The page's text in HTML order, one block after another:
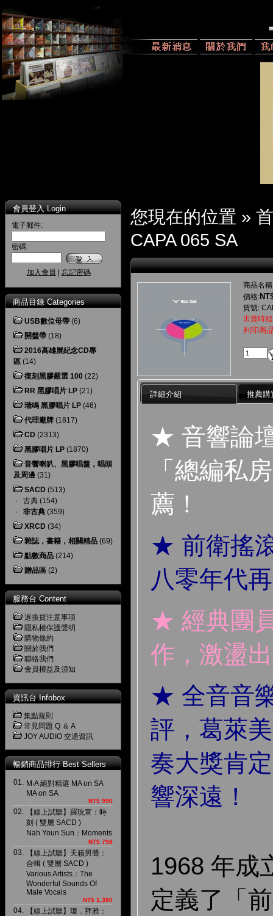
會員登入 Login
電子郵件:
密碼:
加入會員 忘記密碼
商品目錄 Categories
USB數位母帶 (6)
開盤帶 (18)
2016高雄展紀念CD專
區 (14)
復刻黑膠嚴選 100 (22)
RR 黑膠唱片 LP (21)
瑞鳴 黑膠唱片 LP (46)
代理廠牌 (1817)
CD (2313)
黑膠唱片 LP (1870)
音響喇叭、黑膠唱盤，唱頭
及周邊 (31)
SACD (513)
- 古典 (154)
- 非古典 (359)
XRCD (34)
雜誌，書籍，相關精品 (69)
點數商品 (214)
贈品區 (2)
服務台 Content
退換貨注意事項
隱私權保護聲明
購物條約
關於我們
聯絡我們
會員權益及須知
資訊台 Infobox
集點規則
常見問題 Q ＆ A
JOY AUDIO 交通資訊
暢銷商品排行 Best Sellers
01. M‧A 絕對精選 MA on SA
MA on SA
NT$ 990
02.
【線上試聽】羅玧宣：時
刻 ( 雙層 SACD )
Nah Youn Sun：Moments
NT$ 798
03.
【線上試聽】天籟男聲：
合輯 ( 雙層 SACD )
Various Artists：The
Wonderful Sounds Of
Male Vocals
NT$ 1,380
04.
【線上試聽】瓊．拜雅：
您現在的位置 »
CAPA 065 SA
商品名
價格:
貨號:
出貨時
列印商
詳細介紹 推薦購
★ 音響論
「總編私
薦！
★ 前衛搖
八零年代
★ 經典團
作，激盪
★ 全音音
評，葛萊
奏大獎肯
響深遠！
1968 年成
定義了「